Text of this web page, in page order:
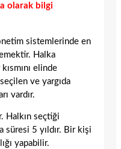
olarak bilgi
sistemlerinde en
Halka
elinde
ve yargıda
vardır.
Halkın seçtiği
süresi 5 yıldır. Bir kişi
yapabilir.